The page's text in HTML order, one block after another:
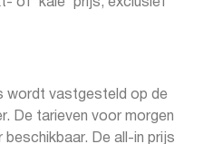
of ‘kale’ prijs, exclusief
wordt vastgesteld op de
De tarieven voor morgen
beschikbaar. De all-in prijs